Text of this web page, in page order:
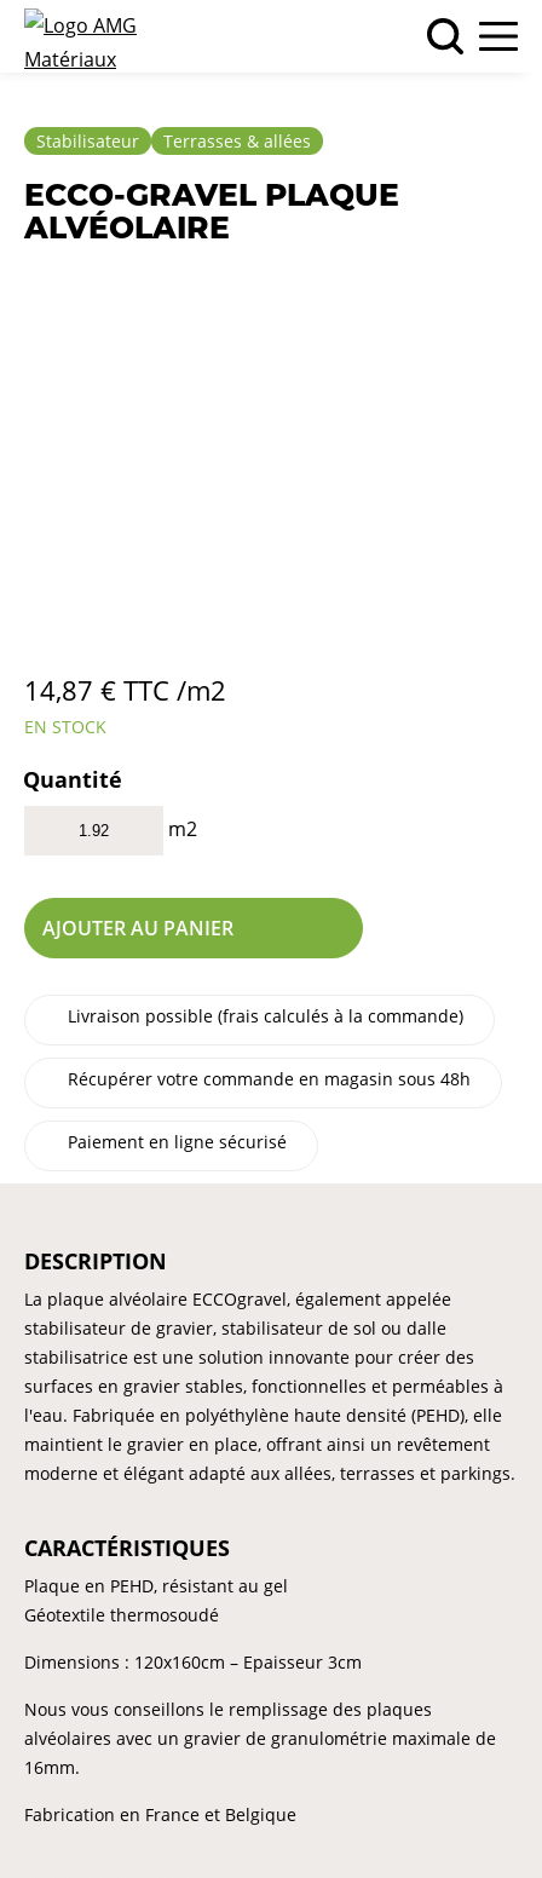
Stabilisateur Terrasses & allées
ECCO-GRAVEL PLAQUE
ALVÉOLAIRE
14,87 € TTC /m2
EN STOCK
Quantité
m2
AJOUTER AU PANIER
Livraison possible (frais calculés à la commande)
Récupérer votre commande en magasin sous 48h
Paiement en ligne sécurisé
DESCRIPTION
La plaque alvéolaire ECCOgravel, également appelée
stabilisateur de gravier, stabilisateur de sol ou dalle
stabilisatrice est une solution innovante pour créer des
surfaces en gravier stables, fonctionnelles et perméables à
l'eau. Fabriquée en polyéthylène haute densité (PEHD), elle
maintient le gravier en place, offrant ainsi un revêtement
moderne et élégant adapté aux allées, terrasses et parkings.
CARACTÉRISTIQUES
Plaque en PEHD, résistant au gel
Géotextile thermosoudé
Dimensions : 120x160cm – Epaisseur 3cm
Nous vous conseillons le remplissage des plaques
alvéolaires avec un gravier de granulométrie maximale de
16mm.
Fabrication en France et Belgique